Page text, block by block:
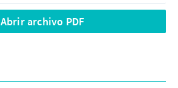
Abrir archivo PDF